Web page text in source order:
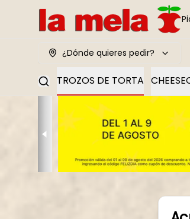
¿Dónde quieres pedir?
MANZANA TROZOS DE TORTA